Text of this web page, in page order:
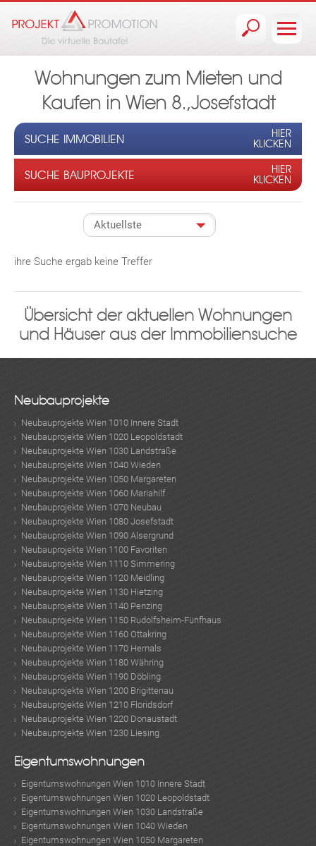
Wohnungen zum Mieten und
Kaufen in Wien 8.,Josefstadt
SUCHE IMMOBILIEN
HIER
KLICKEN
SUCHE BAUPROJEKTE
HIER
KLICKEN
ihre Suche ergab keine Treffer
Übersicht der aktuellen Wohnungen
und Häuser aus der Immobiliensuche
Neubauprojekte
Neubauprojekte Wien 1010 Innere Stadt
Neubauprojekte Wien 1020 Leopoldstadt
Neubauprojekte Wien 1030 Landstraße
Neubauprojekte Wien 1040 Wieden
Neubauprojekte Wien 1050 Margareten
Neubauprojekte Wien 1060 Mariahilf
Neubauprojekte Wien 1070 Neubau
Neubauprojekte Wien 1080 Josefstadt
Neubauprojekte Wien 1090 Alsergrund
Neubauprojekte Wien 1100 Favoriten
Neubauprojekte Wien 1110 Simmering
Neubauprojekte Wien 1120 Meidling
Neubauprojekte Wien 1130 Hietzing
Neubauprojekte Wien 1140 Penzing
Neubauprojekte Wien 1150 Rudolfsheim-Fünfhaus
Neubauprojekte Wien 1160 Ottakring
Neubauprojekte Wien 1170 Hernals
Neubauprojekte Wien 1180 Währing
Neubauprojekte Wien 1190 Döbling
Neubauprojekte Wien 1200 Brigittenau
Neubauprojekte Wien 1210 Floridsdorf
Neubauprojekte Wien 1220 Donaustadt
Neubauprojekte Wien 1230 Liesing
Eigentumswohnungen
Eigentumswohnungen Wien 1010 Innere Stadt
Eigentumswohnungen Wien 1020 Leopoldstadt
Eigentumswohnungen Wien 1030 Landstraße
Eigentumswohnungen Wien 1040 Wieden
Eigentumswohnungen Wien 1050 Margareten